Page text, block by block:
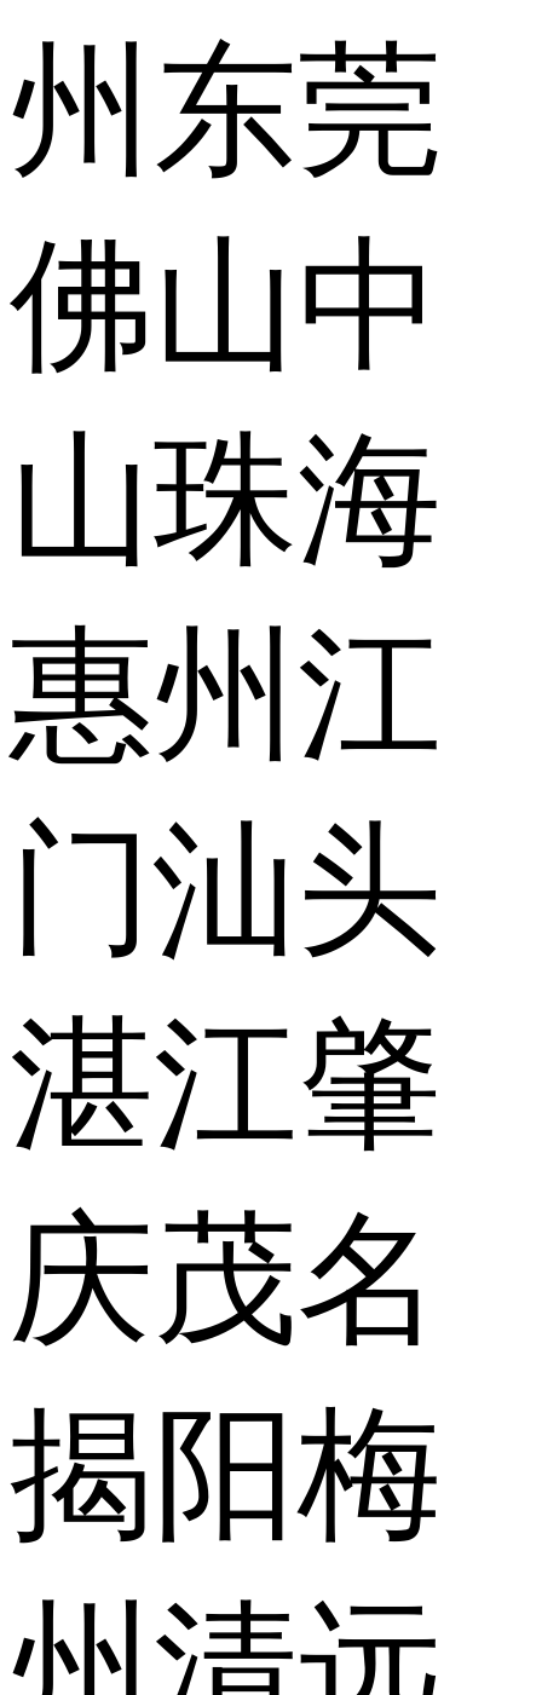
州 东莞
佛山中
山珠海
惠州 江
门汕头
湛江肇
庆茂名
揭阳梅